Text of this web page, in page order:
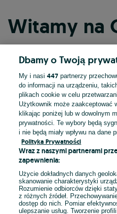
Witamy na
Kontynuuj
Kontynuuj
Kontynuuj
LUB
E-mail
Dbamy o Twoją
My i nasi447 partnerzy
do informacji na urządzeniu,
plikach cookie w celu
Użytkownik może zaakceptować
klikając poniżej lub w dowolnym
prywatności. Te wybory będą
i nie będą miały wpływu na dane
Polityka Prywatności
Wraz z naszymi partnerami
zapewnienia:
Użycie dokładnych danych
skanowanie charakterystyki
Rozumienie odbiorców dzięki
z różnych źródeł.
dostęp do nich. Pomiar
ulepszanie usług. Tworzenie